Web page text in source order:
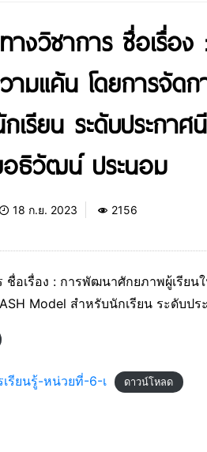
างวิชาการ ชื่อเรื่อ
ามแค้น โดยการจัด
เรียน ระดับประกา
ธิวัฒน์ ประนอม
18 ก.ย. 2023 2156
ชื่อเรื่อง : การพัฒนาศักยภาพผู้เรีย
Model สำหรับนักเรียน ระดั
เรียนรู้-หน่วยที่-6-เ ดาวน์โหลด